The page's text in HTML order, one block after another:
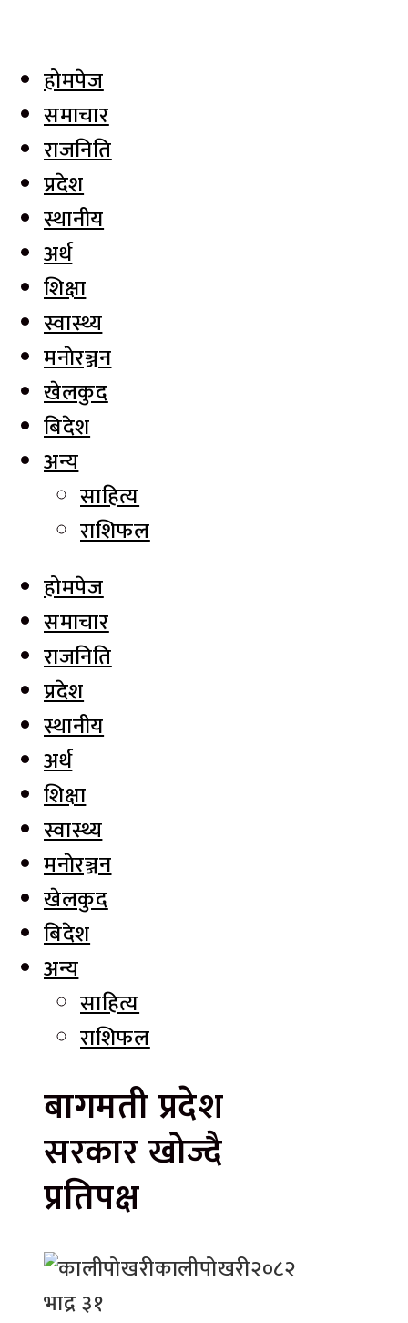
होमपेज
समाचार
राजनिति
प्रदेश
स्थानीय
अर्थ
शिक्षा
स्वास्थ्य
मनाेरञ्जन
खेलकुद
बिदेश
अन्य
साहित्य
राशिफल
होमपेज
समाचार
राजनिति
प्रदेश
स्थानीय
अर्थ
शिक्षा
स्वास्थ्य
मनाेरञ्जन
खेलकुद
बिदेश
अन्य
साहित्य
राशिफल
बागमती प्रदेश
सरकार खोज्दै
प्रतिपक्ष
कालीपोखरी२०८२
भाद्र ३१